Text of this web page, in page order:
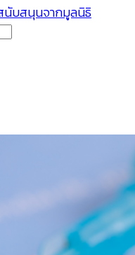
นับสนุนจากมูลนิธิ